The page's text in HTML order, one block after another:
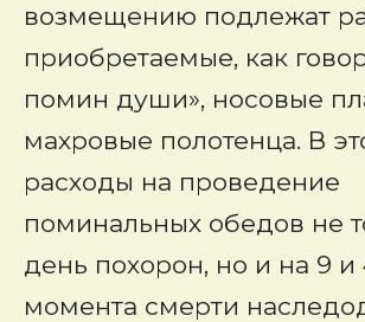
возмещению подлежат
приобретаемые, как
помин души», носовые
махровые полотенца. В
расходы на проведение
поминальных обедов не
день похорон, но и на 9 и
момента смерти